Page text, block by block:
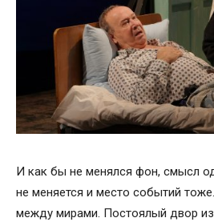
И как бы не менялся фон, смысл
не меняется и место событий
между мирами. Постоялый двор из